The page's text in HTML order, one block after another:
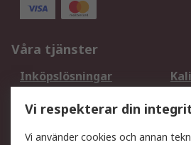
Våra tjänster
Inköpslösningar
DesignSpark
Ditt lokala säljteam
Vi respekterar din
Vi använder cookies och annan